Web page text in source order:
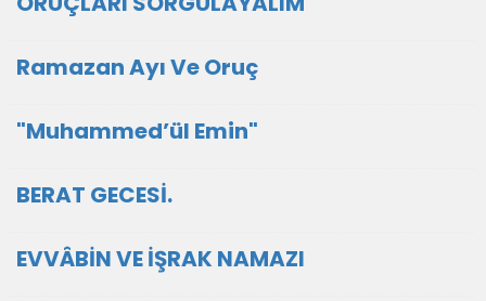
Ramazan Ayı Ve Oruç
"Muhammed’ül Emin"
BERAT GECESİ.
EVVÂBİN VE İŞRAK NAMAZI